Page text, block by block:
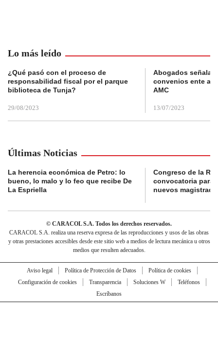
Lo más leído
¿Qué pasó con el proceso de
responsabilidad fiscal por el parque
biblioteca de Tunja?
29/08/2023
Abogados
convenios ente
AMC
13/07/2023
Últimas Noticias
La herencia económica de Petro: lo
bueno, lo malo y lo feo que recibe De
La Espriella
Congreso de la
convocatoria para
nuevos
© CARACOL S.A. Todos los derechos reservados.
CARACOL S.A. realiza una reserva expresa de las reproducciones y usos de las obras
y otras prestaciones accesibles desde este sitio web a medios de lectura mecánica u otros
medios que resulten adecuados.
Aviso legal Política de Protección de Datos
Política de cookies
Configuración de cookies
Transparencia Soluciones W
Teléfonos
Escríbanos